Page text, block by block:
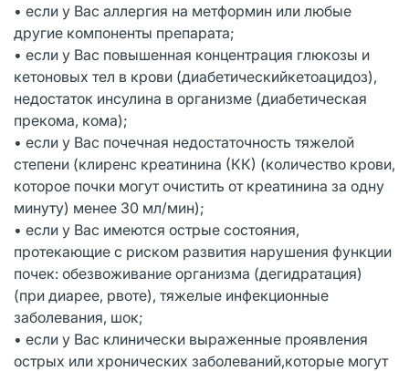
• если у Вас аллергия на метформин или любые
другие компоненты препарата;
• если у Вас повышенная концентрация глюкозы и
кетоновых тел в крови (диабетическийкетоацидоз),
недостаток инсулина в организме (диабетическая
прекома, кома);
• если у Вас почечная недостаточность тяжелой
степени (клиренс креатинина (КК) (количество крови,
которое почки могут очистить от креатинина за одну
минуту) менее 30 мл/мин);
• если у Вас имеются острые состояния,
протекающие с риском развития нарушения функции
почек: обезвоживание организма (дегидратация)
(при диарее, рвоте), тяжелые инфекционные
заболевания, шок;
• если у Вас клинически выраженные проявления
острых или хронических заболеваний,которые могут